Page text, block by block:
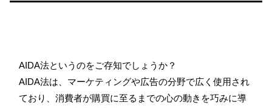
AIDA法というのをご存知でしょうか？
AIDA法は、マーケティングや広告の分野で広く使用され
ており、消費者が購買に至るまでの心の動きを巧みに導